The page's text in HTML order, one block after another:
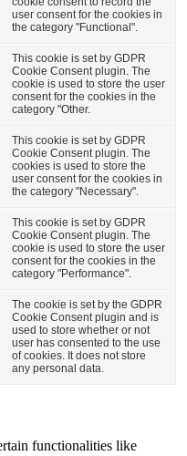
user consent for the cookies in
the category "Functional".
This cookie is set by GDPR
Cookie Consent plugin. The
cookie is used to store the user
consent for the cookies in the
category "Other.
This cookie is set by GDPR
Cookie Consent plugin. The
cookies is used to store the
user consent for the cookies in
the category "Necessary".
This cookie is set by GDPR
Cookie Consent plugin. The
cookie is used to store the user
consent for the cookies in the
category "Performance".
The cookie is set by the GDPR
Cookie Consent plugin and is
used to store whether or not
user has consented to the use
of cookies. It does not store
any personal data.
functionalities like